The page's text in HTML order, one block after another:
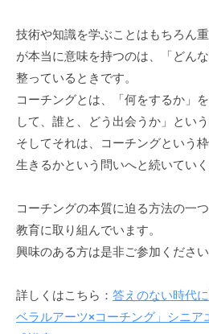
を
し
て
い
る
方
、
ー
チ
ン
を
技術や知識を学ぶことはもちろん
が本当に意味を持つのは、「どん
整っているときです。
コーチングとは、「何をするか」
して、誰と、どう出会うか」という
そしてそれは、コーチングという
生きるかという問いへと続いていく
コーチングの本質に迫る方法の一
教育に取り組んでいます。
興味のある方は是非ご参加ください
詳しくはこちら： 答えのない時代
ベラルアーツ×コーチング」シニア